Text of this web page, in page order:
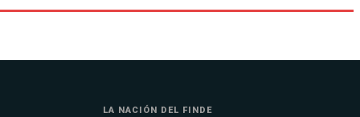
LA NACIÓN DEL FINDE